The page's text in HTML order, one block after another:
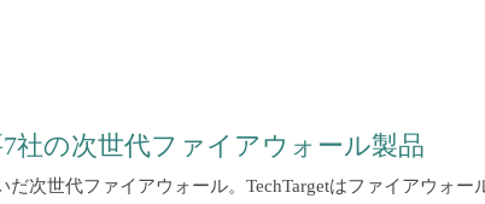
の次世代ファイアウォール製品
だ次世代ファイアウォール。TechTargetはファイアウォー